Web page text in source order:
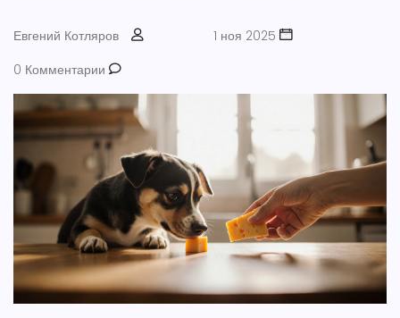
Евгений Котляров
1 ноя 2025
0 Комментарии